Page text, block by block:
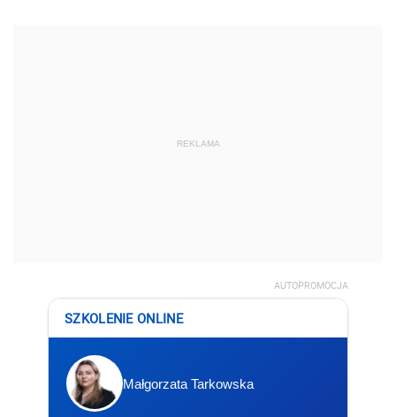
REKLAMA
AUTOPROMOCJA
SZKOLENIE ONLINE
Małgorzata Tarkowska